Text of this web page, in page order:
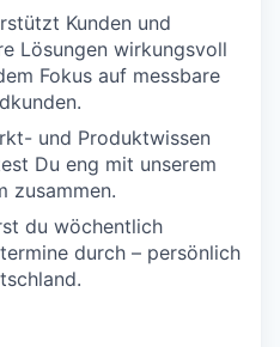
Kunden und
Lösungen wirkungsvoll
Fokus auf messbare
und Produktwissen
Du eng mit unserem
zusammen.
du wöchentlich
durch – persönlich